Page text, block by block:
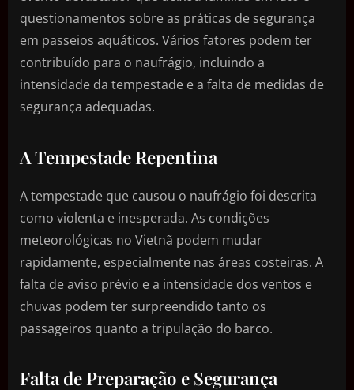
questionamentos sobre as práticas de segurança
em passeios aquáticos. Vários fatores podem ter
contribuído para o naufrágio, incluindo a
intensidade da tempestade e a falta de medidas de
segurança adequadas.
A Tempestade Repentina
A tempestade que causou o naufrágio foi descrita
como violenta e inesperada. As condições
meteorológicas no Vietnã podem mudar
rapidamente, especialmente nas áreas costeiras. A
falta de aviso prévio e a intensidade dos ventos e
chuvas podem ter surpreendido tanto os
passageiros quanto a tripulação do barco.
Falta de Preparação e Segurança